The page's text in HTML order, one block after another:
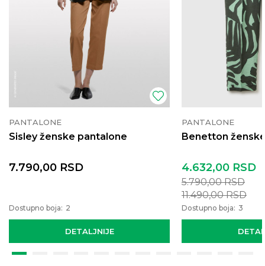
PANTALONE
Sisley ženske pantalone
DETALJNIJE
7.790,00 RSD
Dostupno boja: 2
PANTALONE
Benetton
4.632,00 RSD
5.790,00RSD
11.490,00RSD
Dostupno boja: 3